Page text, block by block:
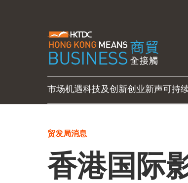
市场机遇科技及创新创业新声可持
贸发局消息
香港国际